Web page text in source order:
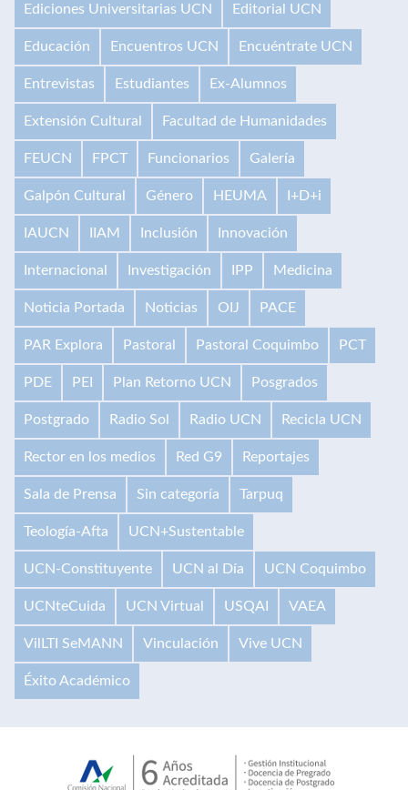
Ediciones Universitarias UCN Editorial UCN
Educación Encuentros UCN Encuéntrate UCN
Entrevistas Estudiantes Ex-Alumnos
Extensión Cultural Facultad de Humanidades
FEUCN FPCT Funcionarios Galería
Galpón Cultural Género HEUMA I+D+i
IAUCN IIAM Inclusión Innovación
Internacional Investigación IPP Medicina
Noticia Portada Noticias OIJ PACE
PAR Explora Pastoral Pastoral Coquimbo PCT
PDE PEI Plan Retorno UCN Posgrados
Postgrado Radio Sol Radio UCN Recicla UCN
Rector en los medios Red G9 Reportajes
Sala de Prensa Sin categoría Tarpuq
Teología-Afta UCN+Sustentable
UCN-Constituyente UCN al Día UCN Coquimbo
UCNteCuida UCN Virtual USQAI VAEA
VilLTI SeMANN Vinculación Vive UCN
Éxito Académico